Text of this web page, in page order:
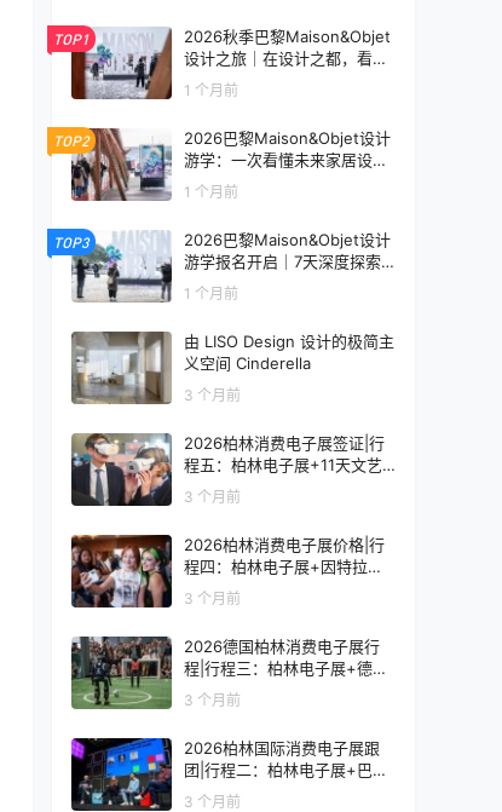
TOP1
2026秋季巴黎Maison&Objet
设计之旅｜在设计之都，看见
未来生活的模样
1 个月前
TOP2
2026巴黎Maison&Objet设计
游学：一次看懂未来家居设计
趋势
1 个月前
TOP3
2026巴黎Maison&Objet设计
游学报名开启｜7天深度探索
全球家居设计趋势
1 个月前
由 LISO Design 设计的极简主
义空间 Cinderella
3 个月前
2026柏林消费电子展签证|行
程五：柏林电子展+11天文艺
复兴之旅
3 个月前
2026柏林消费电子展价格|行
程四：柏林电子展+因特拉肯1
0天浪漫之旅
3 个月前
2026德国柏林消费电子展行
程|行程三：柏林电子展+德国
9天人文之旅
3 个月前
2026柏林国际消费电子展跟
团|行程二：柏林电子展+巴黎
8天艺术之旅
3 个月前